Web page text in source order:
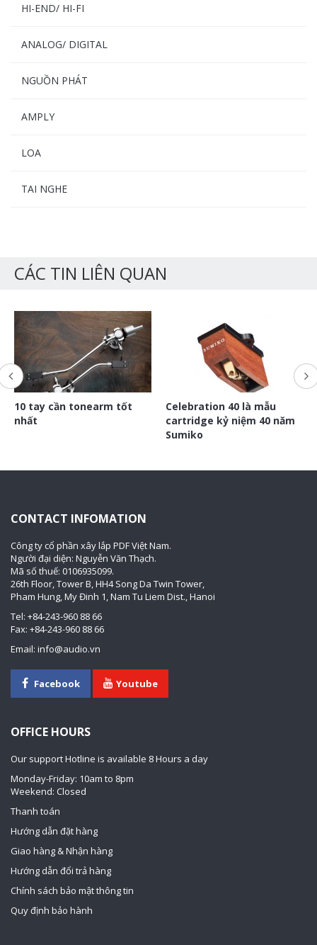
HI-END/ HI-FI
ANALOG/ DIGITAL
NGUỒN PHÁT
AMPLY
LOA
TAI NGHE
CÁC TIN LIÊN QUAN
10 tay cần tonearm tốt
nhất
Celebration 40 là mẫu
cartridge kỷ niệm 40 năm
Sumiko
CONTACT INFOMATION
Công ty cổ phần xây lắp PDF Việt Nam.
Người đại diện: Nguyễn Văn Thạch.
Mã số thuế: 0106935099.
26th Floor, Tower B, HH4 Song Da Twin Tower,
Pham Hung, My Đinh 1, Nam Tu Liem Dist., Hanoi
Tel: +84-243-960 88 66
Fax: +84-243-960 88 66
Email: info@audio.vn
Facebook Youtube
OFFICE HOURS
Our support Hotline is available 8 Hours a day
Monday-Friday: 10am to 8pm
Weekend: Closed
Thanh toán
Hướng dẫn đặt hàng
Giao hàng & Nhận hàng
Hướng dẫn đổi trả hàng
Chính sách bảo mật thông tin
Quy định bảo hành